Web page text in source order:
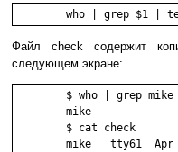
who | grep $1 |
Файл check содержит
следующем экране:
$ who | grep
        mike
        $ cat check
mike   tty61  Apr